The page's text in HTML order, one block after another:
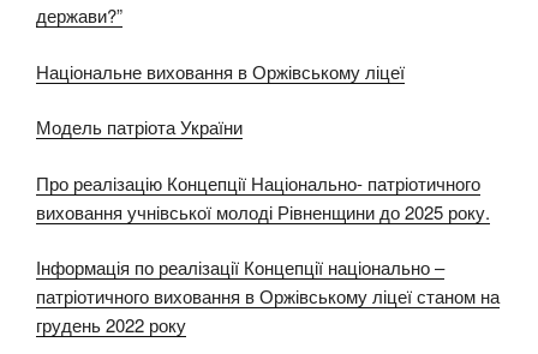
держави?”
Національне виховання в Оржівському ліцеї
Модель патріота України
Про реалізацію Концепції Національно- патріотичного
виховання учнівської молоді Рівненщини до 2025 року.
Інформація по реалізації Концепції національно –
патріотичного виховання в Оржівському ліцеї станом на
грудень 2022 року